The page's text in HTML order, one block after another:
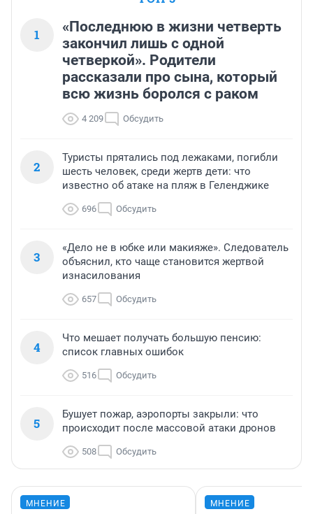
1
«Последнюю в жизни четверть
закончил лишь с одной
четверкой». Родители
рассказали про сына, который
всю жизнь боролся с раком
4 209 Обсудить
2
Туристы прятались под лежаками, погибли
шесть человек, среди жертв дети: что
известно об атаке на пляж в Геленджике
696 Обсудить
3
«Дело не в юбке или макияже». Следователь
объяснил, кто чаще становится жертвой
изнасилования
657 Обсудить
4
Что мешает получать большую пенсию:
список главных ошибок
516 Обсудить
5
Бушует пожар, аэропорты закрыли: что
происходит после массовой атаки дронов
508 Обсудить
МНЕНИЕ МНЕНИЕ